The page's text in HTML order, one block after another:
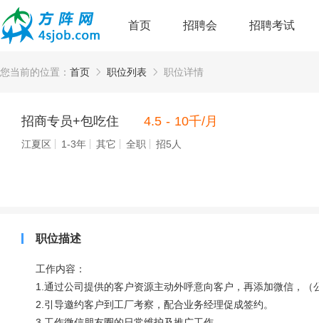
首页 招聘会 招聘考试
您当前的位置： 首页 职位列表 职位详情
招商专员+包吃住 4.5 - 10千/月
江夏区 1-3年 其它 全职 招5人
职位描述
工作内容：
1.通过公司提供的客户资源主动外呼意向客户，再添加微信，（
2.引导邀约客户到工厂考察，配合业务经理促成签约。